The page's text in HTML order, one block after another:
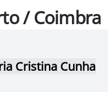
/ Coimbra
Cristina Cunha